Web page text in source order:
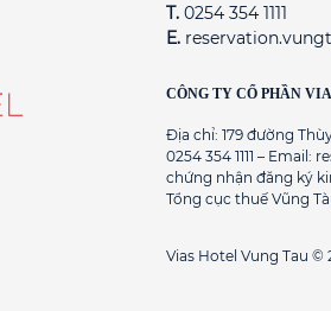
T. 0254 354 1111
E.
CÔNG TY CỔ PHẦN
Địa chỉ: 179 đường
0254 354 1111 –
chứng nhận đăng ký
Tổng cục thuế Vũng
Vias Hotel Vung Tau ©